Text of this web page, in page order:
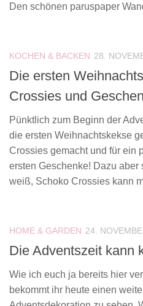
Den schönen paruspaper
KOCHEN & BACKEN 28.
Die ersten
Crossies und
Pünktlich zum Beginn der
die ersten Weihnachtskekse
Crossies gemacht und für ein
ersten Geschenke! Dazu aber
weiß, Schoko Crossies kann
HOME & GARDEN 24.
Die Adventszeit kann
Wie ich euch ja bereits hier
bekommt ihr heute einen